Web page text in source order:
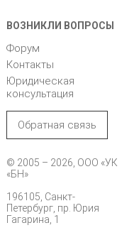
ВОЗНИКЛИ ВОПРОСЫ
Форум
Контакты
Юридическая
консультация
Обратная связь
© 2005 – 2026, ООО «УК
«БН»
196105, Санкт-
Петербург, пр. Юрия
Гагарина, 1